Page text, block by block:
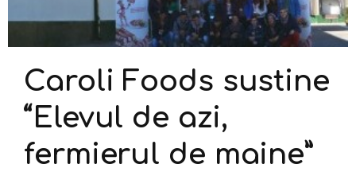
Caroli Foods sustine
“Elevul de azi,
fermierul de maine”